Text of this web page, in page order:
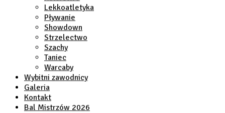
Lekkoatletyka
Pływanie
Showdown
Strzelectwo
Szachy
Taniec
Warcaby
Wybitni zawodnicy
Galeria
Kontakt
Bal Mistrzów 2026